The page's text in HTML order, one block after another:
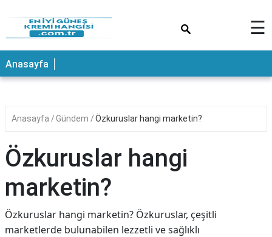
ANASAYFA
☰
Anasayfa
Anasayfa Gündem Özkuruslar hangi marketin?
Özkuruslar hangi
marketin?
Özkuruslar hangi marketin? Özkuruslar, çeşitli
marketlerde bulunabilen lezzetli ve sağlıklı